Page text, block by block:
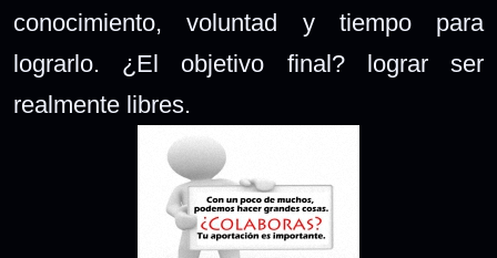
conocimiento, voluntad y tiempo para
lograrlo. ¿El objetivo final? lograr ser
realmente libres.